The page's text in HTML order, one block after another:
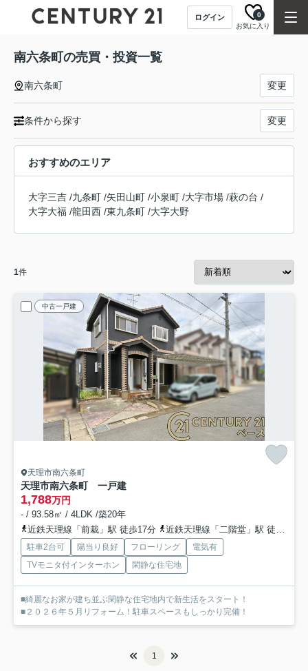
ログイン
お気に入り
0
南六条町の売買・投資一覧
南六条町 変更
条件から探す 変更
おすすめのエリア
大字三吉 /九条町 /矢田山町 /小泉町 /大字市場 /萩の台 /
大字大福 /龍田西 /東九条町 /大字大野
1件
中古一戸建
天理市南六条町
天理市南六条町 一戸建
1,788万円
- / 93.58㎡ / 4LDK /築20年
近鉄天理線「前栽」駅 徒歩17分
近鉄天理線「二階堂」駅 徒歩18分
駐車2台可 陽当り良好 フローリング
電気有
TVモニタ付インターホン
閑静な住宅地
■綺麗なお家が建ち並ぶ閑静な住宅地内で新生活をスタート！
■２０２６年５月リフォーム！駐車スペースもしっかり完備！
1